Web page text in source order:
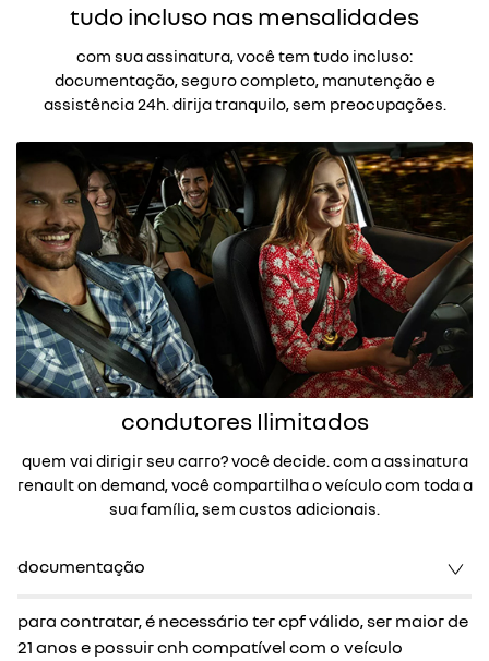
tudo incluso nas mensalidades
com sua assinatura, você tem tudo incluso:
documentação, seguro completo, manutenção e
assistência 24h. dirija tranquilo, sem preocupações.
condutores Ilimitados
quem vai dirigir seu carro? você decide. com a assinatura
renault on demand, você compartilha o veículo com toda a
sua família, sem custos adicionais.
documentação
para contratar, é necessário ter cpf válido, ser maior de
21 anos e possuir cnh compatível com o veículo